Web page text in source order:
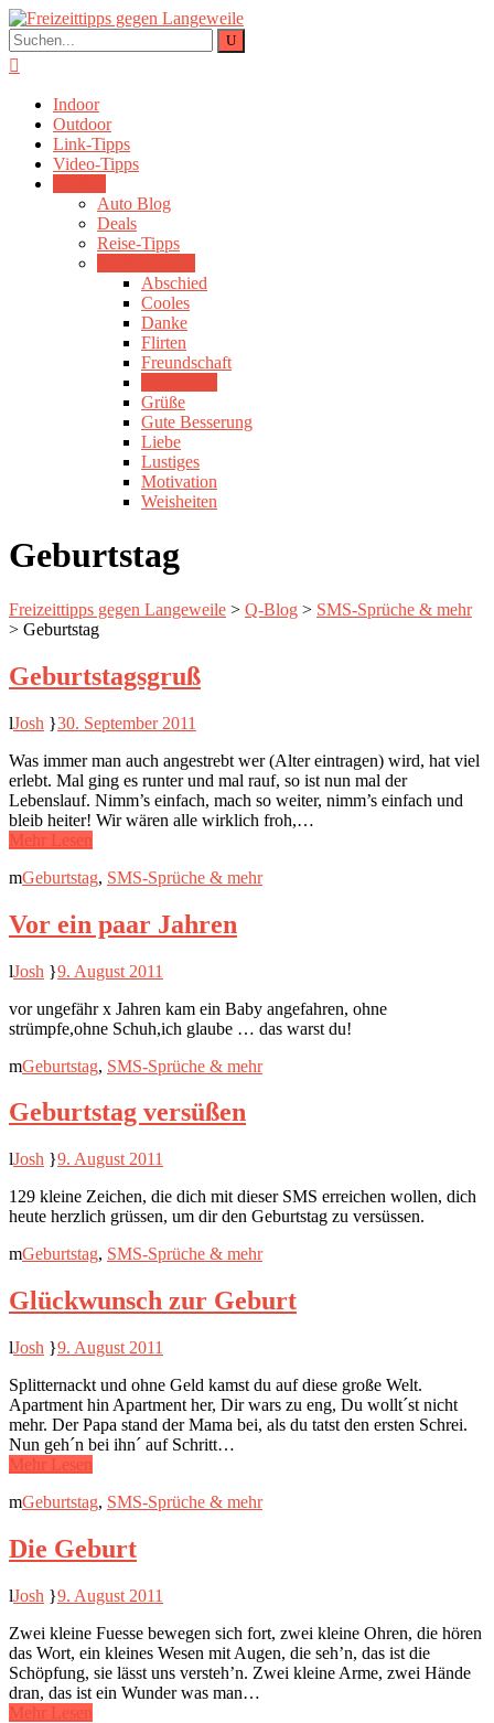
Indoor
Outdoor
Link-Tipps
Video-Tipps
Auto Blog
Deals
Reise-Tipps
Abschied
Cooles
Danke
Flirten
Freundschaft
Grüße
Gute Besserung
Liebe
Lustiges
Motivation
Weisheiten
Geburtstag
Freizeittipps gegen Langeweile > Q-Blog > SMS-Sprüche & mehr
> Geburtstag
Geburtstagsgruß
Josh
30. September 2011
Was immer man auch angestrebt wer (Alter eintragen) wird, hat viel
erlebt. Mal ging es runter und mal rauf, so ist nun mal der
Lebenslauf. Nimm’s einfach, mach so weiter, nimm’s einfach und
bleib heiter! Wir wären alle wirklich froh,…
Mehr Lesen
Geburtstag, SMS-Sprüche & mehr
Vor ein paar Jahren
Josh
9. August 2011
vor ungefähr x Jahren kam ein Baby angefahren, ohne
strümpfe,ohne Schuh,ich glaube … das warst du!
Geburtstag, SMS-Sprüche & mehr
Geburtstag versüßen
Josh
9. August 2011
129 kleine Zeichen, die dich mit dieser SMS erreichen wollen, dich
heute herzlich grüssen, um dir den Geburtstag zu versüssen.
Geburtstag, SMS-Sprüche & mehr
Glückwunsch zur Geburt
Josh
9. August 2011
Splitternackt und ohne Geld kamst du auf diese große Welt.
Apartment hin Apartment her, Dir wars zu eng, Du wollt´st nicht
mehr. Der Papa stand der Mama bei, als du tatst den ersten Schrei.
Nun geh´n bei ihn´ auf Schritt…
Mehr Lesen
Geburtstag, SMS-Sprüche & mehr
Die Geburt
Josh
9. August 2011
Zwei kleine Fuesse bewegen sich fort, zwei kleine Ohren, die hören
das Wort, ein kleines Wesen mit Augen, die seh’n, das ist die
Schöpfung, sie lässt uns versteh’n. Zwei kleine Arme, zwei Hände
dran, das ist ein Wunder was man…
Mehr Lesen